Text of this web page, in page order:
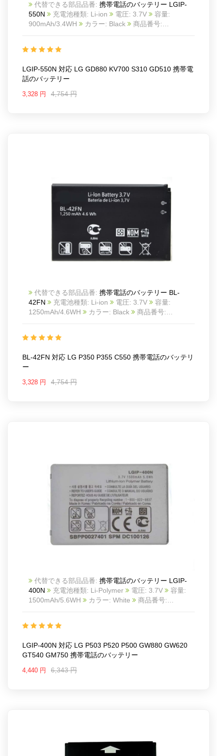
代替できる部品品番: 携帯電話のバッテリー LGIP-
550N
充電池種類: Li-ion 電圧: 3.7V
900mAh/3.4WH
カラー: Black
商品番号:
GD880/KV700/S310/GD510
LGIP-550N 対応 LG GD880 KV700 S310 GD510 携帯電
話のバッテリー
3,328 円 4,754 円
代替できる部品品番: 携帯電話のバッテリー BL-
42FN
充電池種類: Li-ion 電圧: 3.7V
1250mAh/4.6WH
カラー: Black
商品番号:
P350/P355/C550
BL-42FN 対応 LG P350 P355 C550 携帯電話のバッテリ
ー
3,328 円 4,754 円
代替できる部品品番: 携帯電話のバッテリー LGIP-
400N
充電池種類: Li-Polymer 電圧: 3.7V
1500mAh/5.6WH
カラー: White
商品番号:
ラッ モデル: For LG
LGIP-400N 対応 LG P503 P520 P500 GW880 GW620
GT540 GM750 携帯電話のバッテリー
4,440 円 6,343 円